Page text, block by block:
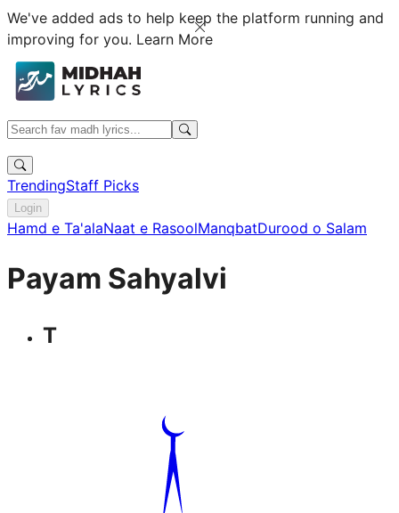
We've added ads to help keep the platform running and
improving for you. Learn More
TrendingStaff Picks
Login
Hamd e Ta'alaNaat e RasoolManqbatDurood o Salam
Payam Sahyalvi
T